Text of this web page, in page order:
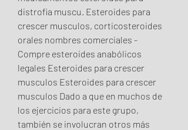
distrofia muscu. Esteroides para
crescer musculos, corticosteroides
orales nombres comerciales -
Compre esteroides anabólicos
legales Esteroides para crescer
musculos Esteroides para crescer
musculos Dado a que en muchos de
los ejercicios para este grupo,
también se involucran otros más